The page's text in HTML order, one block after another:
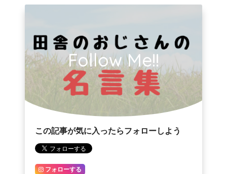
Follow Me!!
この記事が気に入ったらフォローしよう
フォローする